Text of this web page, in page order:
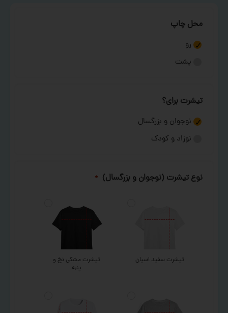
محل چاپ
رو
پشت
تیشرت برای؟
نوجوان و بزرگسال
نوزاد و کودک
نوع تیشرت (نوجوان و بزرگسال) *
تیشرت سفید اسپان
تیشرت مشکی نخ و
پنبه